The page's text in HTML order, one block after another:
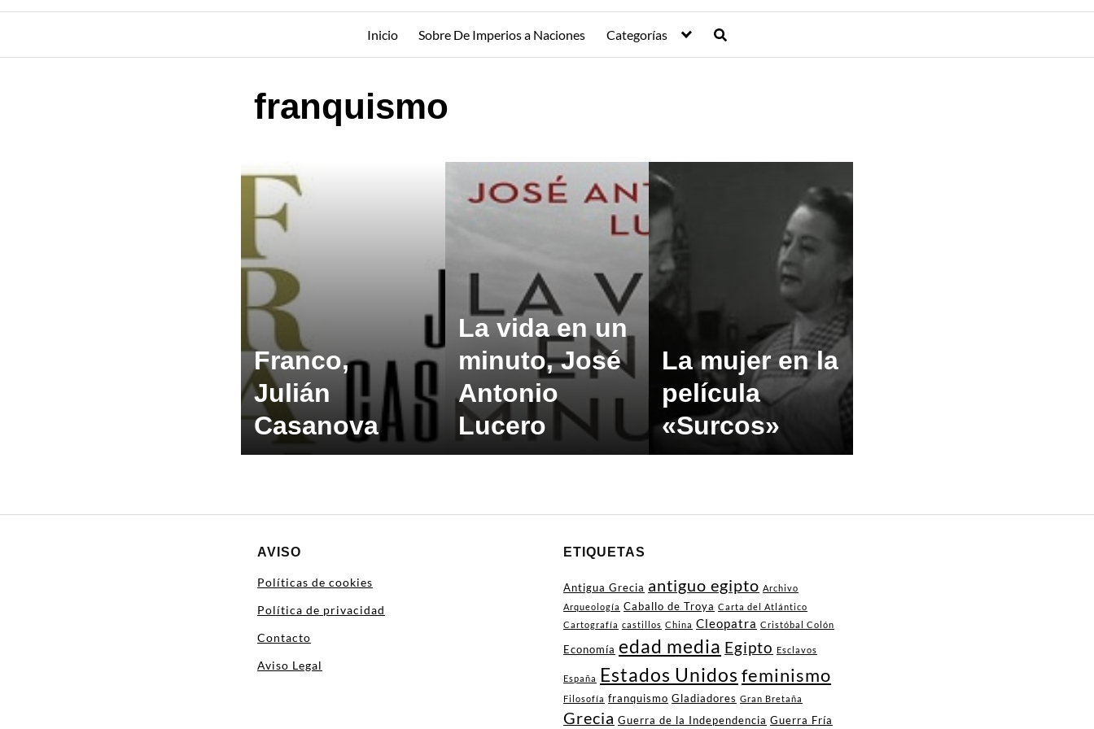
Inicio Sobre De Imperios a Naciones Categorías
franquismo
Franco,
Julián
Casanova
La vida en un
minuto, José
Antonio
Lucero
La mujer en la
película
«Surcos»
AVISO
Políticas de cookies
Política de privacidad
Contacto
Aviso Legal
ETIQUETAS
Antigua Grecia antiguo egipto Archivo
Arqueología Caballo de Troya Carta del Atlántico
Cartografía castillos China Cleopatra Cristóbal Colón
Economía edad media Egipto Esclavos
España Estados Unidos feminismo
Filosofía franquismo Gladiadores Gran Bretaña
Grecia Guerra de la Independencia Guerra Fría